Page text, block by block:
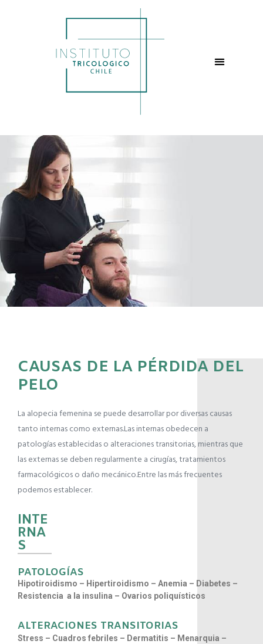
CAUSAS DE LA PÉRDIDA DEL
PELO
La alopecia femenina se puede desarrollar por diversas causas
tanto internas como externas.Las internas obedecen a
patologías establecidas o alteraciones transitorias, mientras que
las externas se deben regularmente a cirugías, tratamientos
farmacológicos o daño mecánico.Entre las más frecuentes
podemos establecer.
INTE
RNA
S
PATOLOGÍAS
Hipotiroidismo – Hipertiroidismo – Anemia – Diabetes –
Resistencia a la insulina – Ovarios poliquísticos
ALTERACIONES TRANSITORIAS
Stress – Cuadros febriles – Dermatitis – Menarquia –